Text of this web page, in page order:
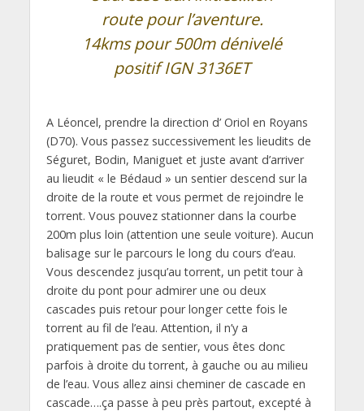
route pour l’aventure.
14kms pour 500m dénivelé
positif IGN 3136ET
A Léoncel, prendre la direction d’ Oriol en Royans
(D70). Vous passez successivement les lieudits de
Séguret, Bodin, Maniguet et juste avant d’arriver
au lieudit « le Bédaud » un sentier descend sur la
droite de la route et vous permet de rejoindre le
torrent. Vous pouvez stationner dans la courbe
200m plus loin (attention une seule voiture). Aucun
balisage sur le parcours le long du cours d’eau.
Vous descendez jusqu’au torrent, un petit tour à
droite du pont pour admirer une ou deux
cascades puis retour pour longer cette fois le
torrent au fil de l’eau. Attention, il n’y a
pratiquement pas de sentier, vous êtes donc
parfois à droite du torrent, à gauche ou au milieu
de l’eau. Vous allez ainsi cheminer de cascade en
cascade….ça passe à peu près partout, excepté à